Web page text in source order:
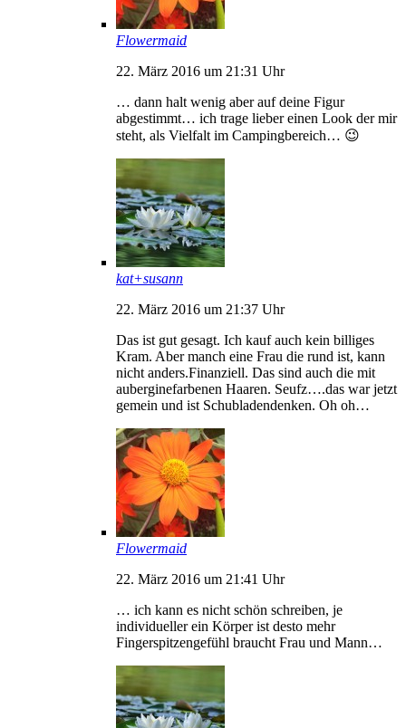
Flowermaid
22. März 2016 um 21:31 Uhr
… dann halt wenig aber auf deine Figur
abgestimmt… ich trage lieber einen Look der mir
steht, als Vielfalt im Campingbereich… 😉
kat+susann
22. März 2016 um 21:37 Uhr
Das ist gut gesagt. Ich kauf auch kein billiges
Kram. Aber manch eine Frau die rund ist, kann
nicht anders.Finanziell. Das sind auch die mit
auberginefarbenen Haaren. Seufz….das war jetzt
gemein und ist Schubladendenken. Oh oh…
Flowermaid
22. März 2016 um 21:41 Uhr
… ich kann es nicht schön schreiben, je
individueller ein Körper ist desto mehr
Fingerspitzengefühl braucht Frau und Mann…